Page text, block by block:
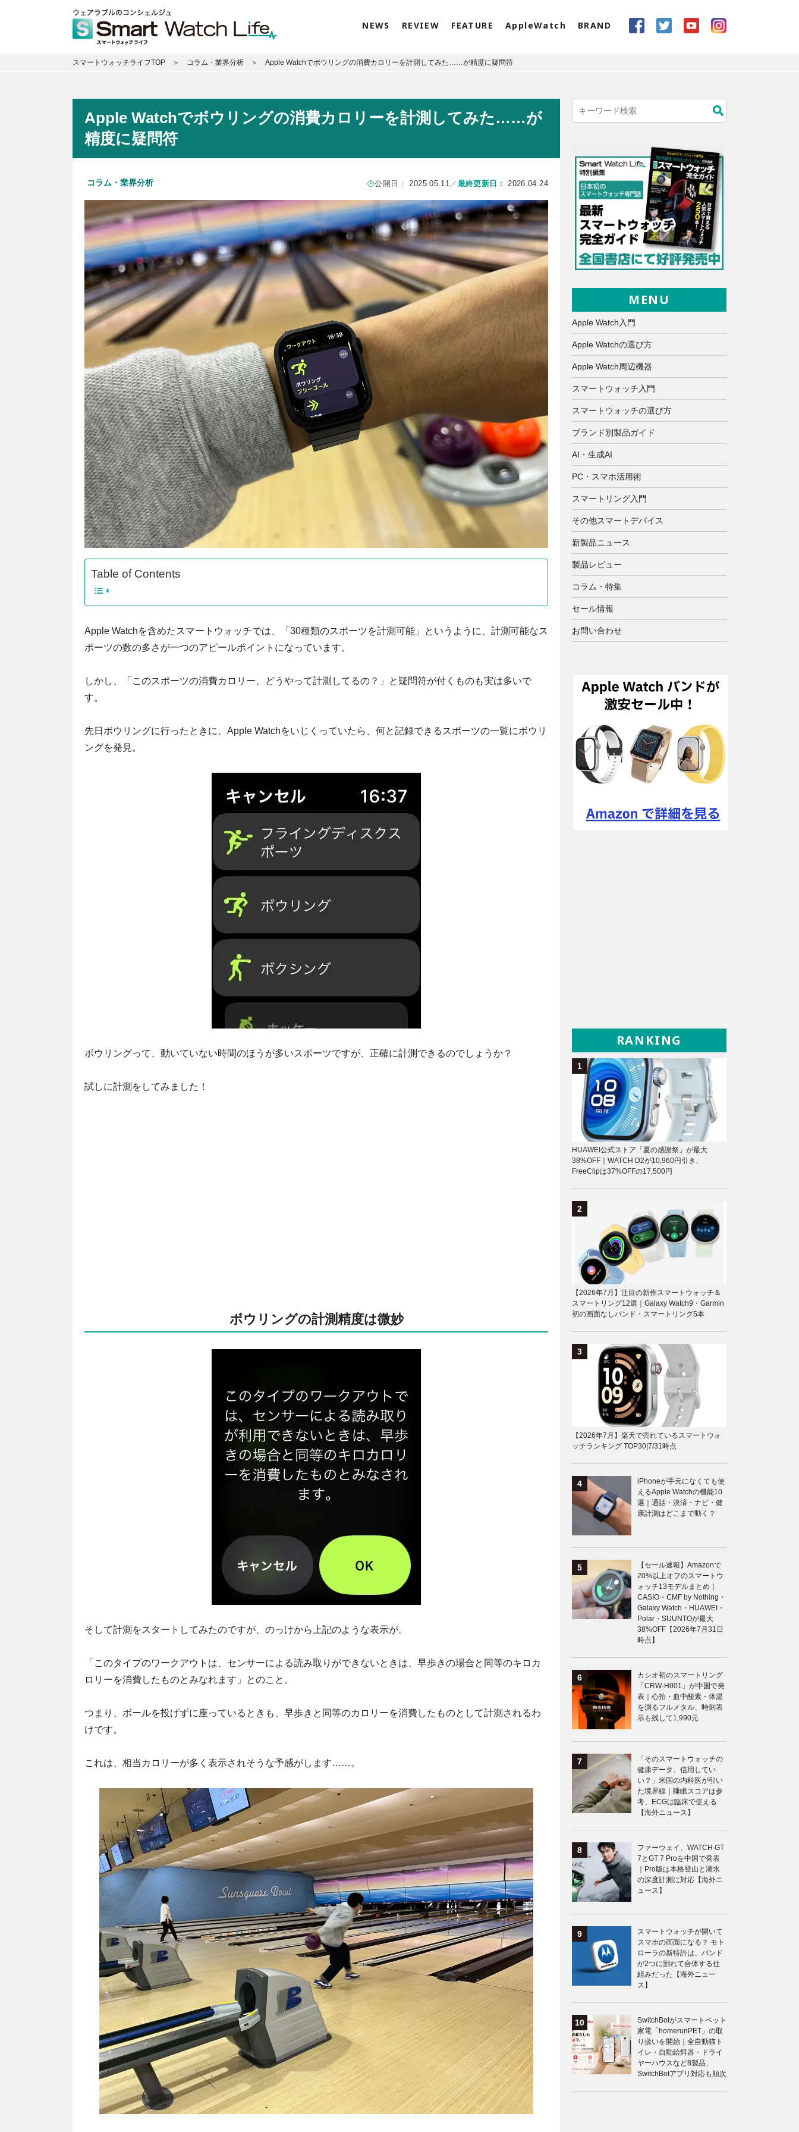
NEWS REVIEW FEATURE AppleWatch BRAND
スマートウォッチライフTOP コラム・業界分析 Apple Watchでボウリングの消費カロリーを計測してみた……が精度に疑問符
Apple Watchでボウリングの消費カロリーを計測してみた……が
精度に疑問符
コラム・業界分析 公開日：2025.05.11／ 最終更新日： 2026.04.24
Table of Contents
Apple Watchを含めたスマートウォッチでは、「30種類のスポーツを計測可能」というように、計測可能なス
ポーツの数の多さが一つのアピールポイントになっています。
しかし、「このスポーツの消費カロリー、どうやって計測してるの？」と疑問符が付くものも実は多いで
す。
先日ボウリングに行ったときに、Apple Watchをいじくっていたら、何と記録できるスポーツの一覧にボウリ
ングを発見。
ボウリングって、動いていない時間のほうが多いスポーツですが、正確に計測できるのでしょうか？
試しに計測をしてみました！
ボウリングの計測精度は微妙
そして計測をスタートしてみたのですが、のっけから上記のような表示が。
「このタイプのワークアウトは、センサーによる読み取りができないときは、早歩きの場合と同等のキロカ
ロリーを消費したものとみなれます」とのこと。
つまり、ボールを投げずに座っているときも、早歩きと同等のカロリーを消費したものとして計測されるわ
けです。
これは、相当カロリーが多く表示されそうな予感がします……。
MENU
Apple Watch入門
Apple Watchの選び方
Apple Watch周辺機器
スマートウォッチ入門
スマートウォッチの選び方
ブランド別製品ガイド
AI・生成AI
PC・スマホ活用術
スマートリング入門
その他スマートデバイス
新製品ニュース
製品レビュー
コラム・特集
セール情報
お問い合わせ
RANKING
HUAWEI公式ストア「夏の感謝祭」が最大
38%OFF｜WATCH D2が10,960円引き、
FreeClipは37%OFFの17,500円
【2026年7月】注目の新作スマートウォッチ＆
スマートリング12選｜Galaxy Watch9・Garmin
初の画面なしバンド・スマートリング5本
【2026年7月】楽天で売れているスマートウォ
ッチランキング TOP30|7/31時点
iPhoneが手元になくても使
えるApple Watchの機能10
選｜通話・決済・ナビ・健
康計測はどこまで動く？
【セール速報】Amazonで
20%以上オフのスマートウ
ォッチ13モデルまとめ｜
CASIO・CMF by Nothing・
Galaxy Watch・HUAWEI・
Polar・SUUNTOが最大
38%OFF【2026年7月31日
時点】
カシオ初のスマートリング
「CRW-H001」が中国で発
表｜心拍・血中酸素・体温
を測るフルメタル、時刻表
示も残して1,990元
「そのスマートウォッチの
健康データ、信用してい
い？」米国の内科医が引い
た境界線｜睡眠スコアは参
考、ECGは臨床で使える
【海外ニュース】
ファーウェイ、WATCH GT
7とGT 7 Proを中国で発表
｜Pro版は本格登山と潜水
の深度計測に対応【海外ニ
ュース】
スマートウォッチが開いて
スマホの画面になる？ モト
ローラの新特許は、バンド
が2つに割れて合体する仕
組みだった【海外ニュー
ス】
SwitchBotがスマートペット
家電「homerunPET」の取
り扱いを開始｜全自動猫ト
イレ・自動給餌器・ドライ
ヤーハウスなど8製品、
SwitchBotアプリ対応も順次